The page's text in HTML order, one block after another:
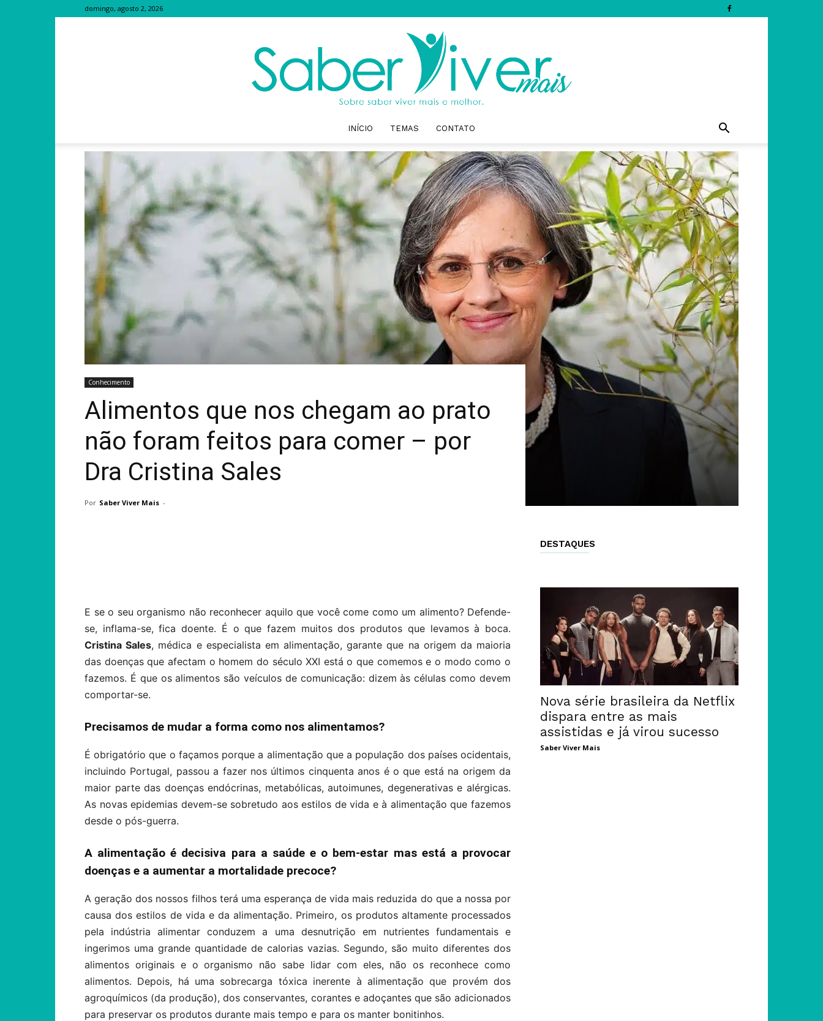
domingo, agosto 2, 2026
Saber
Viver
Mais
INÍCIO TEMAS CONTATO
Conhecimento
Alimentos que nos chegam ao prato
não foram feitos para comer – por
Dra Cristina Sales
Por Saber Viver Mais -
E se o seu organismo não reconhecer aquilo que você come como um alimento? Defende-
se, inflama-se, fica doente. É o que fazem muitos dos produtos que levamos à boca.
Cristina Sales, médica e especialista em alimentação, garante que na origem da maioria
das doenças que afectam o homem do século XXI está o que comemos e o modo como o
fazemos. É que os alimentos são veículos de comunicação: dizem às células como devem
comportar-se.
Precisamos de mudar a forma como nos alimentamos?
É obrigatório que o façamos porque a alimentação que a população dos países ocidentais,
incluindo Portugal, passou a fazer nos últimos cinquenta anos é o que está na origem da
maior parte das doenças endócrinas, metabólicas, autoimunes, degenerativas e alérgicas.
As novas epidemias devem-se sobretudo aos estilos de vida e à alimentação que fazemos
desde o pós-guerra.
A alimentação é decisiva para a saúde e o bem-estar mas está a provocar
doenças e a aumentar a mortalidade precoce?
A geração dos nossos filhos terá uma esperança de vida mais reduzida do que a nossa por
causa dos estilos de vida e da alimentação. Primeiro, os produtos altamente processados
pela indústria alimentar conduzem a uma desnutrição em nutrientes fundamentais e
ingerimos uma grande quantidade de calorias vazias. Segundo, são muito diferentes dos
alimentos originais e o organismo não sabe lidar com eles, não os reconhece como
alimentos. Depois, há uma sobrecarga tóxica inerente à alimentação que provém dos
agroquímicos (da produção), dos conservantes, corantes e adoçantes que são adicionados
para preservar os produtos durante mais tempo e para os manter bonitinhos.
DESTAQUES
Nova série brasileira da Netflix
dispara entre as mais
assistidas e já virou sucesso
Saber Viver Mais